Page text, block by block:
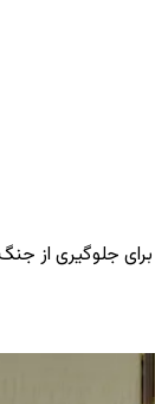
برای جلوگیری